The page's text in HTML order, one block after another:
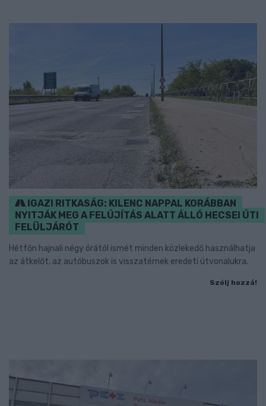
IGAZI RITKASÁG: KILENC NAPPAL KORÁBBAN
NYITJÁK MEG A FELÚJÍTÁS ALATT ÁLLÓ HECSEI ÚTI
FELÜLJÁRÓT
Hétfőn hajnali négy órától ismét minden közlekedő használhatja
az átkelőt, az autóbuszok is visszatérnek eredeti útvonalukra.
Szólj hozzá!